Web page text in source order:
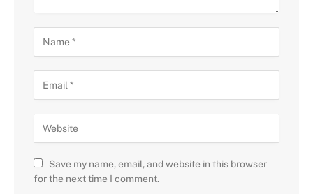
Save my name, email, and website in this browser
for the next time I comment.